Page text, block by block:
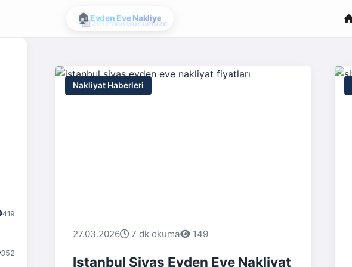
🏠Evden Eve Nakliye
419
352
Nakliyat Haberleri
27.03.2026 7 dk okuma 149
Istanbul Sivas Evden Eve Nakliyat